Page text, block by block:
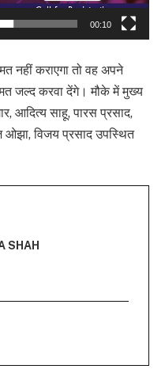
00:10
नहीं कराएगा तो वह अपने
जल्द करवा देंगे। मौके में मुख्य
आदित्य साहू, पारस प्रसाद,
ओझा, विजय प्रसाद उपस्थित
SHAH